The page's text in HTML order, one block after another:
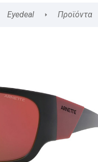
Eyedeal Προϊόντα